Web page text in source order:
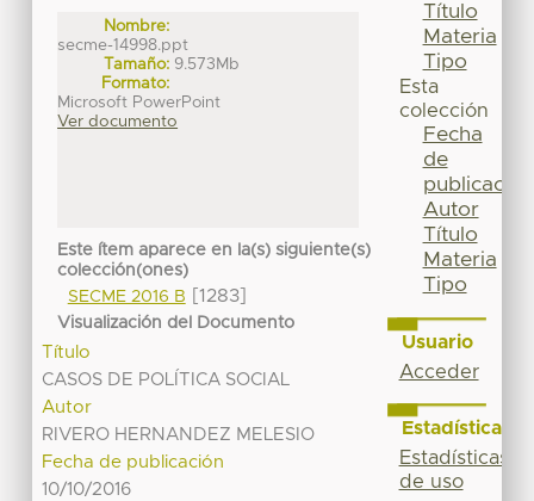
Nombre:
secme-14998.ppt
Tamaño: 9.573Mb
Formato:
Microsoft PowerPoint
Ver documento
Este ítem aparece en la(s) siguiente(s)
colección(ones)
SECME 2016 B
[1283]
Visualización del Documento
Título
CASOS DE POLÍTICA SOCIAL
Autor
RIVERO HERNANDEZ MELESIO
Fecha de publicación
10/10/2016
Título
Materia
Tipo
Esta
colección
Fecha
de
publicación
Autor
Título
Materia
Tipo
Usuario
Acceder
Estadísticas
Estadísticas
de uso